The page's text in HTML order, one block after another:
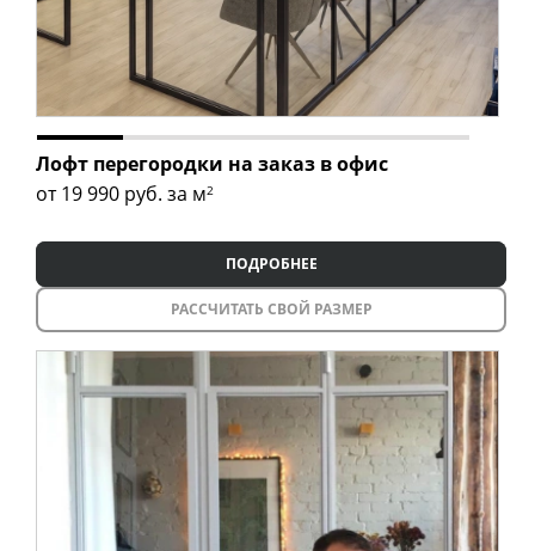
Лофт перегородки на заказ в офис
от 19 990 руб. за м2
ПОДРОБНЕЕ
РАССЧИТАТЬ СВОЙ РАЗМЕР